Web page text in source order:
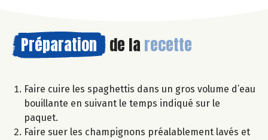
Préparation de la recette
Faire cuire les spaghettis dans un gros volume d’eau
bouillante en suivant le temps indiqué sur le
paquet.
Faire suer les champignons préalablement lavés et